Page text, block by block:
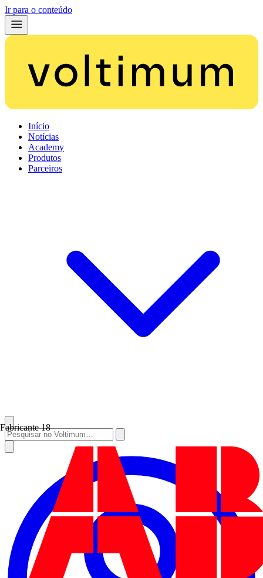
Ir para o conteúdo
Início
Notícias
Academy
Produtos
Parceiros
Fabricante 18